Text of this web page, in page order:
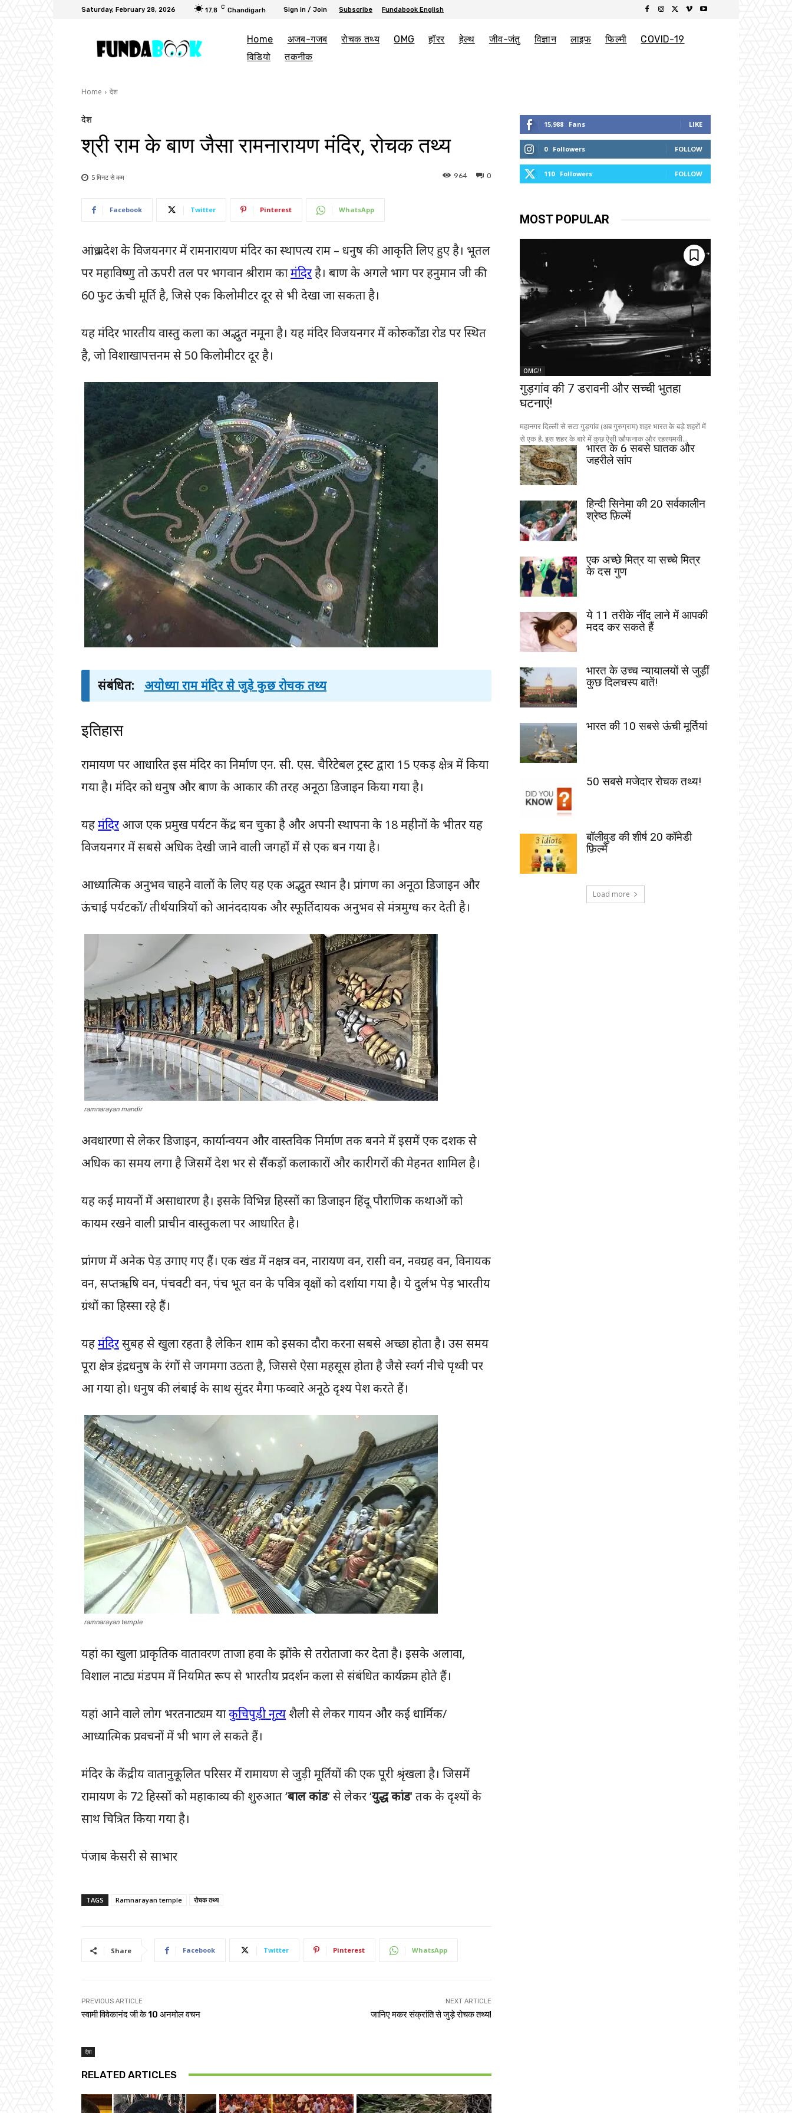
Saturday, February 28, 2026 17.8 C Chandigarh Sign in / Join Subscribe Fundabook English
Home अजब-गजब रोचक तथ्य OMG हॉरर हेल्थ जीव-जंतु विज्ञान लाइफ फिल्मी
COVID-19
विडियो
तकनीक
Home देश
देश
श्री राम के बाण जैसा रामनारायण मंदिर, रोचक तथ्य
0
964
5 मिनट सेकम
Facebook Twitter Pinterest WhatsApp
आंध्र प्रदेश के विजयनगर में रामनारायण मंदिर का स्थापत्य राम – धनुष की आकृति लिए हुए है। भूतल
पर महाविष्णु तो ऊपरी तल पर भगवान श्रीराम कामंदिरहै। बाण के अगले भाग पर हनुमान जी की
60 फुट ऊंची मूर्ति है, जिसे एक किलोमीटर दूर से भी देखा जा सकता है।
यह मंदिर भारतीय वास्तु कला का अद्भुत नमूना है। यह मंदिर विजयनगर में कोरुकोंडा रोड पर स्थित
है, जो विशाखापत्तनम से 50 किलोमीटर दूर है।
संबंधित: अयोध्या राम मंदिर से जुड़े कुछ रोचक तथ्य
इतिहास
रामायण पर आधारित इस मंदिर का निर्माण एन. सी. एस. चैरिटेबल ट्रस्ट द्वारा 15 एकड़ क्षेत्र में किया
गया है। मंदिर को धनुष और बाण के आकार की तरह अनूठा डिजाइन किया गया है।
यहमंदिर आज एक प्रमुख पर्यटन केंद्र बन चुका है और अपनी स्थापना के 18 महीनों के भीतर यह
विजयनगर में सबसे अधिक देखी जाने वाली जगहों में से एक बन गया है।
आध्यात्मिक अनुभव चाहने वालों के लिए यह एक अद्भुत स्थान है। प्रांगण का अनूठा डिजाइन और
ऊंचाई पर्यटकों/ तीर्थयात्रियों को आनंददायक और स्फूर्तिदायक अनुभव से मंत्रमुग्ध कर देती है।
ramnarayan mandir
अवधारणा से लेकर डिजाइन, कार्यान्वयन और वास्तविक निर्माण तक बनने में इसमें एक दशक से
अधिक का समय लगा है जिसमें देश भर से सैंकड़ों कलाकारों और कारीगरों की मेहनत शामिल है।
यह कई मायनों में असाधारण है। इसके विभिन्न हिस्सों का डिजाइन हिंदू पौराणिक कथाओं को
कायम रखने वाली प्राचीन वास्तुकला पर आधारित है।
प्रांगण में अनेक पेड़ उगाए गए हैं। एक खंड में नक्षत्र वन, नारायण वन, रासी वन, नवग्रह वन, विनायक
वन, सप्तऋषि वन, पंचवटी वन, पंच भूत वन के पवित्र वृक्षों को दर्शाया गया है। ये दुर्लभ पेड़ भारतीय
ग्रंथों का हिस्सा रहे हैं।
यहमंदिरसुबह से खुला रहता है लेकिन शाम को इसका दौरा करना सबसे अच्छा होता है। उस समय
पूरा क्षेत्र इंद्रधनुष के रंगों से जगमगा उठता है, जिससे ऐसा महसूस होता है जैसे स्वर्ग नीचे पृथ्वी पर
आ गया हो। धनुष की लंबाई के साथ सुंदर मैगा फव्वारे अनूठे दृश्य पेश करते हैं।
ramnarayan temple
यहां का खुला प्राकृतिक वातावरण ताजा हवा के झोंके से तरोताजा कर देता है। इसके अलावा,
विशाल नाट्य मंडपम में नियमित रूप से भारतीय प्रदर्शन कला से संबंधित कार्यक्रम होते हैं।
यहां आने वाले लोग भरतनाट्यम याकुचिपुड़ी नृत्य शैली से लेकर गायन और कई धार्मिक/
आध्यात्मिक प्रवचनों में भी भाग ले सकते हैं।
मंदिर के केंद्रीय वातानुकूलित परिसर में रामायण से जुड़ी मूर्तियों की एक पूरी श्रृंखला है। जिसमें
रामायण के 72 हिस्सों को महाकाव्य की शुरुआत ‘बाल कांड‘ से लेकर ‘युद्ध कांड‘ तक के दृश्यों के
साथ चित्रित किया गया है।
पंजाब केसरी से साभार
TAGS Ramnarayan temple रोचक तथ्य
Share Facebook Twitter Pinterest WhatsApp
PREVIOUS ARTICLE
स्वामी विवेकानंद जी के 10 अनमोल वचन
NEXT ARTICLE
जानिए मकर संक्रांति से जुड़े रोचक तथ्य!
देश
RELATED ARTICLES
15,988 Fans LIKE
0 Followers FOLLOW
110 Followers FOLLOW
MOST POPULAR
OMG!!
गुड़गांव की 7 डरावनी और सच्ची भुतहा
घटनाएं!
महानगर दिल्ली से सटा गुड़गांव (अब गुरुग्राम) शहर भारत के बड़े शहरों में
से एक है. इस शहर के बारे में कुछ ऐसी खौफनाक और रहस्यमयी...
भारत के 6 सबसे घातक और
जहरीले सांप
हिन्दी सिनेमा की 20 सर्वकालीन
श्रेष्ठ फ़िल्में
एक अच्छे मित्र या सच्चे मित्र
के दस गुण
ये 11 तरीके नींद लाने में आपकी
मदद कर सकते हैं
भारत के उच्च न्यायालयों से जुड़ीं
कुछ दिलचस्प बातें!
भारत की 10 सबसे ऊंची मूर्तियां
50 सबसे मजेदार रोचक तथ्य!
बॉलीवुड की शीर्ष 20 कॉमेडी
फ़िल्में
Load more